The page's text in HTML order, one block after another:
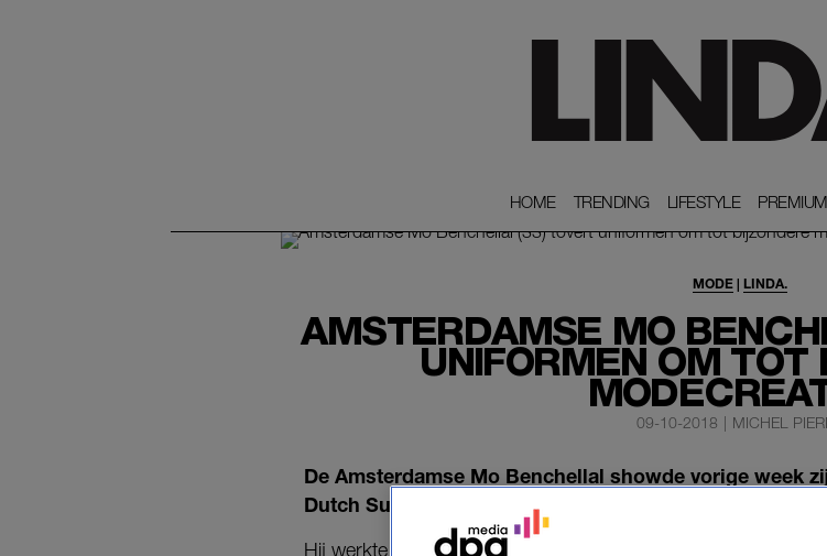
HOME
HOME TRENDING
TRENDING LIFESTYLE
LIFESTYLE PREMIUM
PREMIUM
AMSTERDAMSE MO
UNIFORMEN OM TOT
MODE | LINDA.
09-10-2018 | MICHEL
De Amsterdamse Mo Benchellal showde vorige week
Dutch Sustainable Fashion Week. Zijn zesde is een
Hij werkte samen met het Ministerie van Defensie en